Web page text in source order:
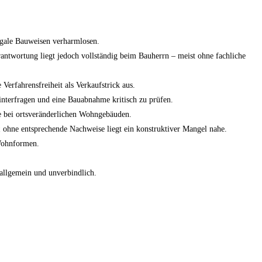
Bauweisen verharmlosen.
liegt jedoch vollständig beim Bauherrn – meist ohne fachliche
als Verkaufstrick aus.
und eine Bauabnahme kritisch zu prüfen.
ortsveränderlichen Wohngebäuden.
entsprechende Nachweise liegt ein konstruktiver Mangel nahe.
und unverbindlich.